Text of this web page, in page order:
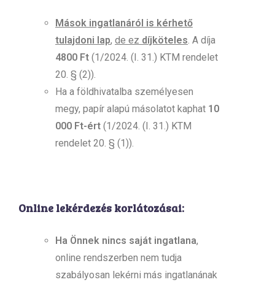
Mások ingatlanáról is kérhető
tulajdoni lap, de ez díjköteles. A díja
4800 Ft (1/2024. (I. 31.) KTM rendelet
20. § (2)).
Ha a földhivatalba személyesen
megy, papír alapú másolatot kaphat 10
000 Ft-ért (1/2024. (I. 31.) KTM
rendelet 20. § (1)).
Online lekérdezés korlátozásai:
Ha Önnek nincs saját ingatlana,
online rendszerben nem tudja
szabályosan lekérni más ingatlanának